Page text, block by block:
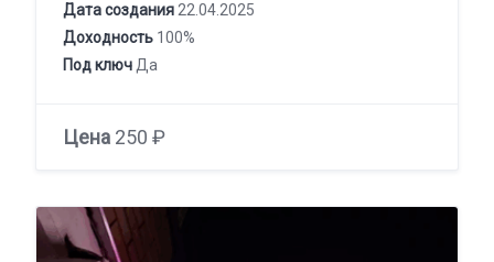
Дата создания 22.04.2025
Доходность 100%
Под ключ Да
Цена 250 ₽